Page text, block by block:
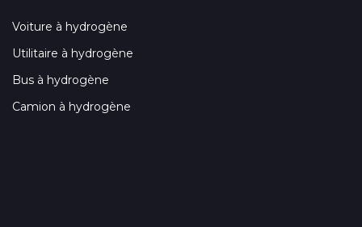
Voiture à hydrogène
Utilitaire à hydrogène
Bus à hydrogène
Camion à hydrogène